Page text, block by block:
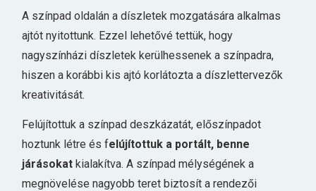
A színpad oldalán a díszletek mozgatására alkalmas
ajtót nyitottunk. Ezzel lehetővé tettük, hogy
nagyszínházi díszletek kerülhessenek a színpadra,
hiszen a korábbi kis ajtó korlátozta a díszlettervezők
kreativitását.
Felújítottuk a színpad deszkázatát, előszínpadot
hoztunk létre és felújítottuk a portált, benne
járásokat kialakítva. A színpad mélységének a
megnövelése nagyobb teret biztosít a rendezői